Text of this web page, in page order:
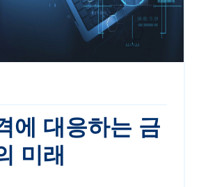
에 대응하는 금
미래